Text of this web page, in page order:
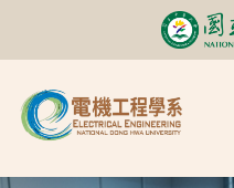
主
內
容